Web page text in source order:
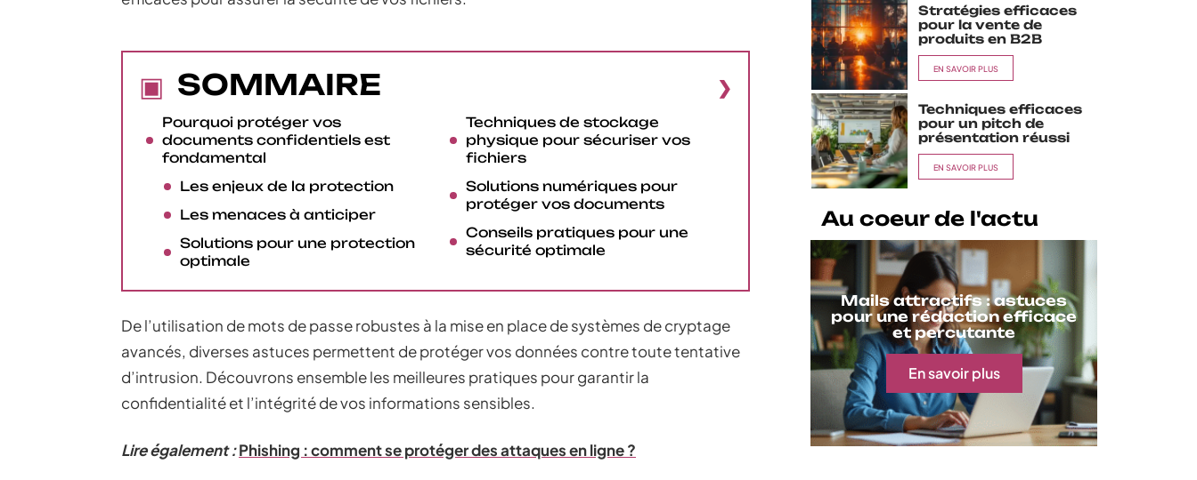
SOMMAIRE
Pourquoi protéger vos
documents confidentiels est
fondamental
Les enjeux de la protection
Les menaces à anticiper
Solutions pour une protection
optimale
Techniques de stockage
physique pour sécuriser vos
fichiers
Solutions numériques pour
protéger vos documents
Conseils pratiques pour une
sécurité optimale
De l’utilisation de mots de passe robustes à la mise en place de systèmes de cryptage
avancés, diverses astuces permettent de protéger vos données contre toute tentative
d’intrusion. Découvrons ensemble les meilleures pratiques pour garantir la
confidentialité et l’intégrité de vos informations sensibles.
Lire également :Phishing : comment se protéger des attaques en ligne ?
Stratégies efficaces
pour la vente de
produits en B2B
EN SAVOIR PLUS
Techniques efficaces
pour un pitch de
présentation réussi
EN SAVOIR PLUS
Au coeur de l'actu
Mails attractifs : astuces
pour une rédaction efficace
et percutante
En savoir plus